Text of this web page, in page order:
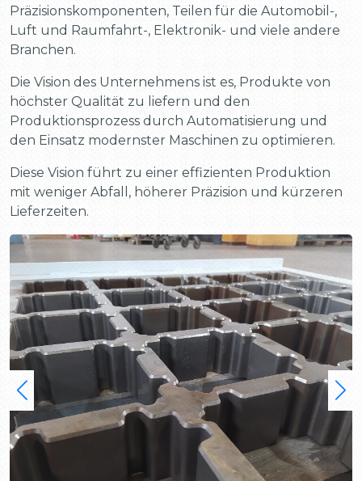
Präzisionskomponenten, Teilen für die Automobil-,
Luft und Raumfahrt-, Elektronik- und viele andere
Branchen.
Die Vision des Unternehmens ist es, Produkte von
höchster Qualität zu liefern und den
Produktionsprozess durch Automatisierung und
den Einsatz modernster Maschinen zu optimieren.
Diese Vision führt zu einer effizienten Produktion
mit weniger Abfall, höherer Präzision und kürzeren
Lieferzeiten.